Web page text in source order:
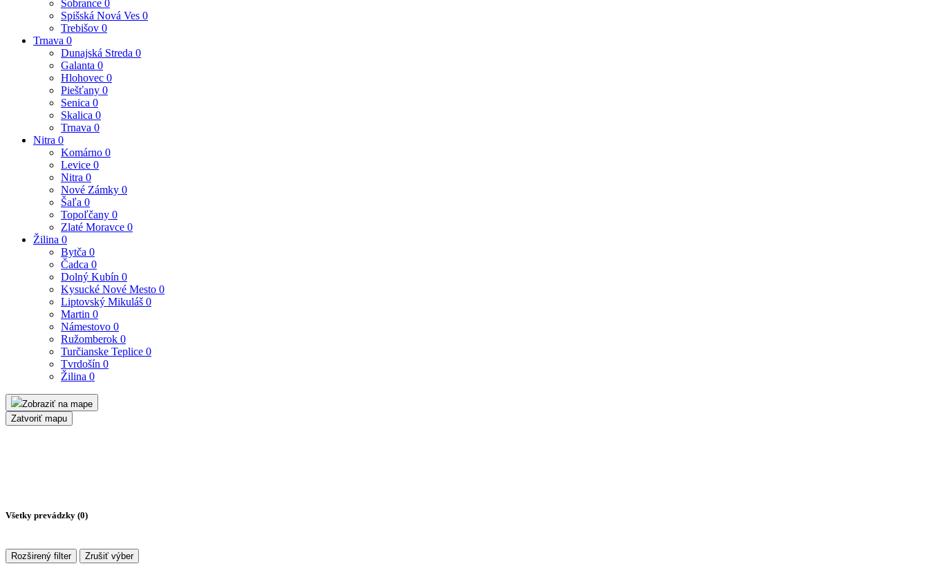
Sobrance 0
Spišská Nová Ves 0
Trebišov 0
Trnava 0
Dunajská Streda 0
Galanta 0
Hlohovec 0
Piešťany 0
Senica 0
Skalica 0
Trnava 0
Nitra 0
Komárno 0
Levice 0
Nitra 0
Nové Zámky 0
Šaľa 0
Topoľčany 0
Zlaté Moravce 0
Žilina 0
Bytča 0
Čadca 0
Dolný Kubín 0
Kysucké Nové Mesto 0
Liptovský Mikuláš 0
Martin 0
Námestovo 0
Ružomberok 0
Turčianske Teplice 0
Tvrdošín 0
Žilina 0
Zobraziť na mape
Zatvoriť mapu
Všetky prevádzky (0)
Rozširený filter Zrušiť výber